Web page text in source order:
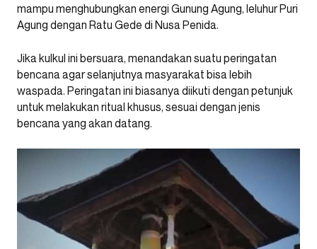
mampu menghubungkan energi Gunung Agung, leluhur Puri
Agung dengan Ratu Gede di Nusa Penida.
Jika kulkul ini bersuara, menandakan suatu peringatan
bencana agar selanjutnya masyarakat bisa lebih
waspada. Peringatan ini biasanya diikuti dengan petunjuk
untuk melakukan ritual khusus, sesuai dengan jenis
bencana yang akan datang.